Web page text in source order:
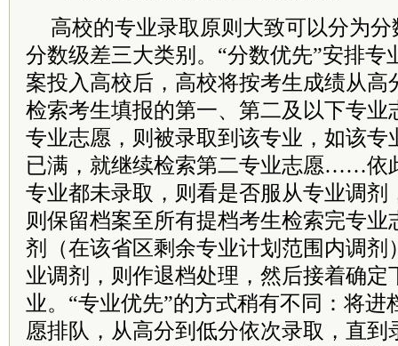
高校的专业录取原则大致可以分为
分数级差三大类别。“分数优先”安排专
案投入高校后，高校将按考生成绩从高
检索考生填报的第一、第二及以下专业
专业志愿，则被录取到该专业，如该专
已满，就继续检索第二专业志愿……依
专业都未录取，则看是否服从专业调剂
则保留档案至所有提档考生检索完专业
剂（在该省区剩余专业计划范围内调剂
业调剂，则作退档处理，然后接着确定
业。“专业优先”的方式稍有不同：将进
愿排队，从高分到低分依次录取，直到